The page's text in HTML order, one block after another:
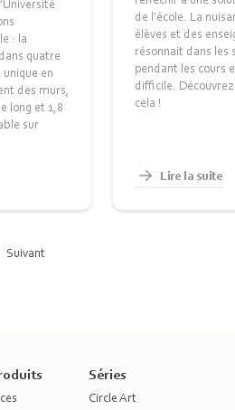
: la
quatre
en
des murs,
long et 1,8
sur
de l'école. La
élèves et des
résonnait dans les
pendant les cours
difficile.
cela !
Lire la suite
Suivant
Séries
Circle Art